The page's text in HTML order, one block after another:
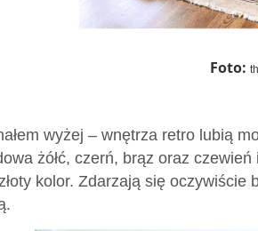
Foto:
wyżej – wnętrza retro lubią
żółć, czerń, brąz oraz
kolor. Zdarzają się